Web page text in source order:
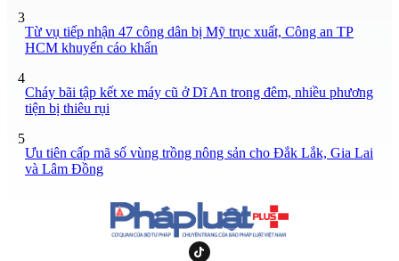
3
Từ vụ tiếp nhận 47 công dân bị Mỹ trục xuất, Công an TP
HCM khuyến cáo khẩn
4
Cháy bãi tập kết xe máy cũ ở Dĩ An trong đêm, nhiều phương
tiện bị thiêu rụi
5
Ưu tiên cấp mã số vùng trồng nông sản cho Đắk Lắk, Gia Lai
và Lâm Đồng